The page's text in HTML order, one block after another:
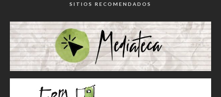
SITIOS RECOMENDADOS